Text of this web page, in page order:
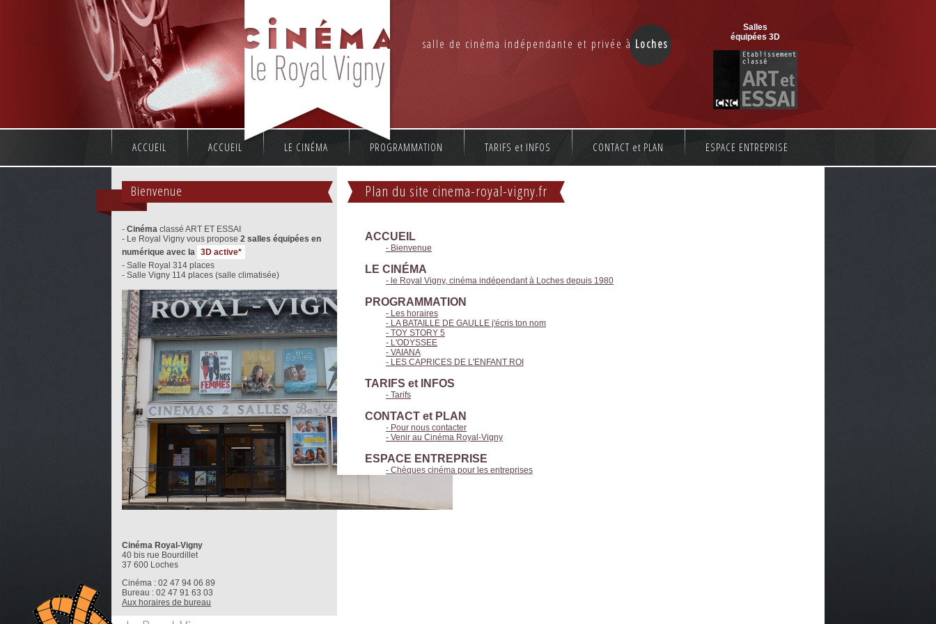
Salles
équipées 3D
salle de cinéma indépendante et privée à Loches
ACCUEIL ACCUEIL LE CINÉMA PROGRAMMATION TARIFS et INFOS CONTACT et PLAN ESPACE ENTREPRISE
Bienvenue
- Cinéma classé ART ET ESSAI
- Le Royal Vigny vous propose 2 salles équipées en
numérique avec la 3D active*
- Salle Royal 314 places
- Salle Vigny 114 places (salle climatisée)
Cinéma Royal-Vigny
40 bis rue Bourdillet
37 600 Loches
Cinéma : 02 47 94 06 89
Bureau : 02 47 91 63 03
Aux horaires de bureau
Plan du site cinema-royal-vigny.fr
ACCUEIL
- Bienvenue
LE CINÉMA
- le Royal Vigny, cinéma indépendant à Loches depuis 1980
PROGRAMMATION
- Les horaires
- LA BATAILLE DE GAULLE j'écris ton nom
- TOY STORY 5
- L'ODYSSEE
- VAIANA
- LES CAPRICES DE L'ENFANT ROI
TARIFS et INFOS
- Tarifs
CONTACT et PLAN
- Pour nous contacter
- Venir au Cinéma Royal-Vigny
ESPACE ENTREPRISE
- Chèques cinéma pour les entreprises